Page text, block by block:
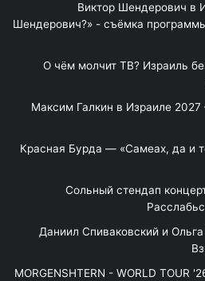
Виктор Шендерович в
Шендерович?» - съёмка
«О чём молчит ТВ? Израиль
Максим Галкин в Израиле
Красная Бурда — «Самеах, да и
"Сольный стендап
"Даниил Спиваковский и
MORGENSHTERN - WORLD TOUR